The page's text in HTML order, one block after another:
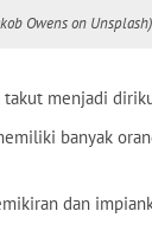
Owens on Unsplash)
takut menjadi
banyak
dan